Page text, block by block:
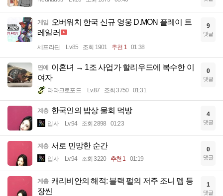
게임 오버워치 한국 신규 영웅 D.MON 플레이 트
레일러
세프라딘 Lv.85 조회 1901 추천 1 01:38
9
댓글
연예 이혼녀 → 1조 사업가 할리우드에 복수한 이
여자
라라크로포드 Lv.87 조회 3750 01:31
0
댓글
계층 한국인의 밥상 물회 먹방
입사 Lv.94 조회 2898 01:23
4
댓글
계층 서로 민망한 순간
입사 Lv.94 조회 3220 추천 1 01:19
0
댓글
계층 캐리비안의 해적: 블랙 펄의 저주 조니 뎁 등
장씬
1
댓글